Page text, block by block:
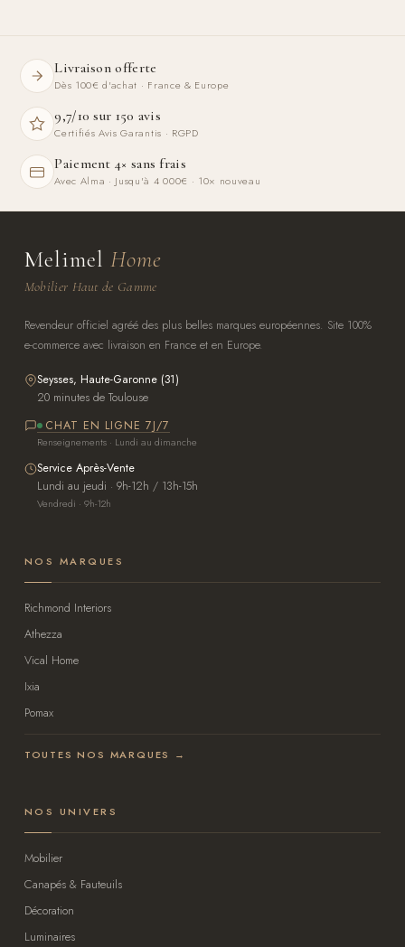
Livraison offerte
Dès 100€ d'achat · France & Europe
9,7/10 sur 150 avis
Certifiés Avis Garantis · RGPD
Paiement 4× sans frais
Avec Alma · Jusqu'à 4 000€ · 10× nouveau
Melimel Home
Mobilier Haut de Gamme
Revendeur officiel agréé des plus belles marques européennes. Site 100%
e-commerce avec livraison en France et en Europe.
Seysses, Haute-Garonne (31)
20 minutes de Toulouse
CHAT EN LIGNE 7J/7
Renseignements · Lundi au dimanche
Service Après-Vente
Lundi au jeudi · 9h-12h / 13h-15h
Vendredi · 9h-12h
NOS MARQUES
Richmond Interiors
Athezza
Vical Home
Ixia
Pomax
TOUTES NOS MARQUES →
NOS UNIVERS
Mobilier
Canapés & Fauteuils
Décoration
Luminaires